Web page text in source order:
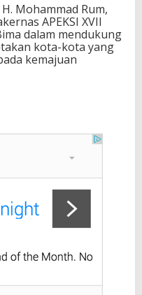
Mohammad Rum,
APEKSI XVII
dalam mendukung
kota-kota yang
kemajuan